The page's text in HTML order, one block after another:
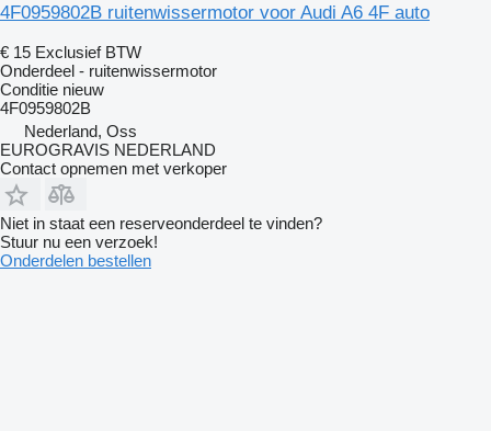
4F0959802B ruitenwissermotor voor Audi A6 4F auto
€ 15 Exclusief BTW
Onderdeel - ruitenwissermotor
Conditie nieuw
4F0959802B
Nederland, Oss
EUROGRAVIS NEDERLAND
Contact opnemen met verkoper
Niet in staat een reserveonderdeel te vinden?
Stuur nu een verzoek!
Onderdelen bestellen